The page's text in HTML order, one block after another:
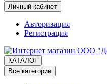
Личный кабинет
Авторизация
Регистрация
КАТАЛОГ
Все категории